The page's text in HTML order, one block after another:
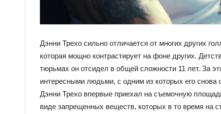
Дэнни Трехо сильно отличается от многих других
которая мощно контрастирует на фоне других.
тюрьмах он отсидел в общей сложности 11 лет. За
интересными людьми, с одним из которых его снова
Дэнни Трехо впервые приехал на съемочную
виде запрещенных веществ, которых в то время на